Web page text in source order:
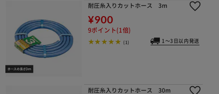
耐圧糸入りカットホース 3m
¥900
9ポイント(1倍)
(1) 1～3日以内発送
耐圧糸入りカットホース 30m